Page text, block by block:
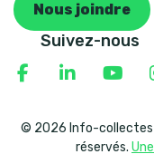
Nous joindre
Suivez-nous
© 2026 Info-collectes |
réservés.